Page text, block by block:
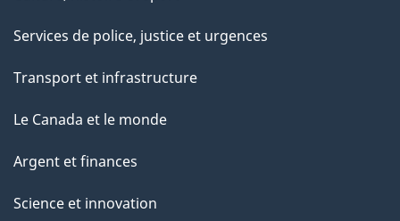
Services de police, justice et urgences
Transport et infrastructure
Le Canada et le monde
Argent et finances
Science et innovation